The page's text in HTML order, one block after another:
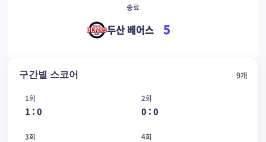
종료
5
두산 베어스
구간별 스코어 9개
1회
1 : 0
2회
0 : 0
3회 4회